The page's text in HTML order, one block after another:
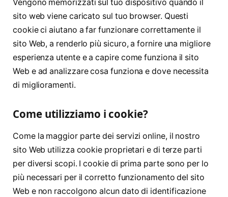
Vengono memorizzati sul tuo dispositivo quando il
sito web viene caricato sul tuo browser. Questi
cookie ci aiutano a far funzionare correttamente il
sito Web, a renderlo più sicuro, a fornire una migliore
esperienza utente e a capire come funziona il sito
Web e ad analizzare cosa funziona e dove necessita
di miglioramenti.
Come utilizziamo i cookie?
Come la maggior parte dei servizi online, il nostro
sito Web utilizza cookie proprietari e di terze parti
per diversi scopi. I cookie di prima parte sono per lo
più necessari per il corretto funzionamento del sito
Web e non raccolgono alcun dato di identificazione